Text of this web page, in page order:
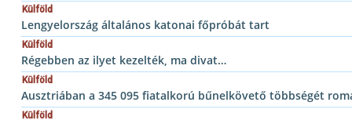
Külföld
Lengyelország általános katonai főpróbát tart
Külföld
Régebben az ilyet kezelték, ma divat…
Külföld
Ausztriában a 345 095 fiatalkorú bűnelkövető többségét
Külföld